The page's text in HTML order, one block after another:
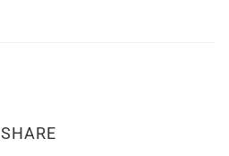
SHARE